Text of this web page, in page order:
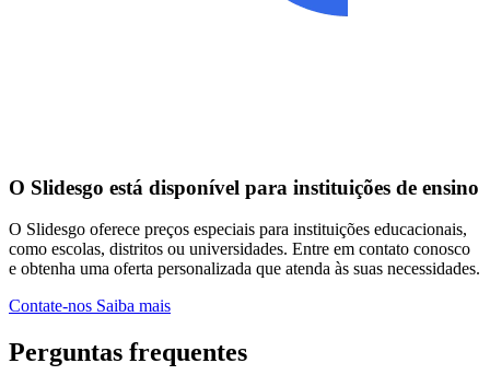
O Slidesgo está disponível para instituições de ensino
O Slidesgo oferece preços especiais para instituições educacionais,
como escolas, distritos ou universidades. Entre em contato conosco
e obtenha uma oferta personalizada que atenda às suas necessidades.
Contate-nos Saiba mais
Perguntas frequentes